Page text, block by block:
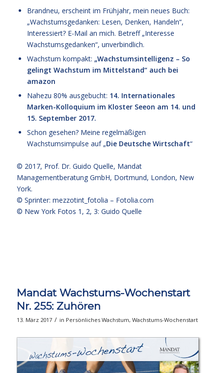
Brandneu, erscheint im Frühjahr, mein neues Buch:
„Wachstumsgedanken: Lesen, Denken, Handeln“,
Interessiert? E-Mail an mich. Betreff „Interesse
Wachstumsgedanken“, unverbindlich.
Wachstum kompakt: „Wachstumsintelligenz – So
gelingt Wachstum im Mittelstand“ auch bei
amazon
Nahezu 80% ausgebucht: 14. Internationales
Marken-Kolloquium im Kloster Seeon am 14. und
15. September 2017.
Schon gesehen? Meine regelmäßigen
Wachstumsimpulse auf „Die Deutsche Wirtschaft“
© 2017, Prof. Dr. Guido Quelle, Mandat
Managementberatung GmbH, Dortmund, London, New
York.
© Sprinter: mezzotint_fotolia – Fotolia.com
© New York Fotos 1, 2, 3: Guido Quelle
Mandat Wachstums-Wochenstart
Nr. 255: Zuhören
13. März 2017 / in Persönliches Wachstum, Wachstums-Wochenstart